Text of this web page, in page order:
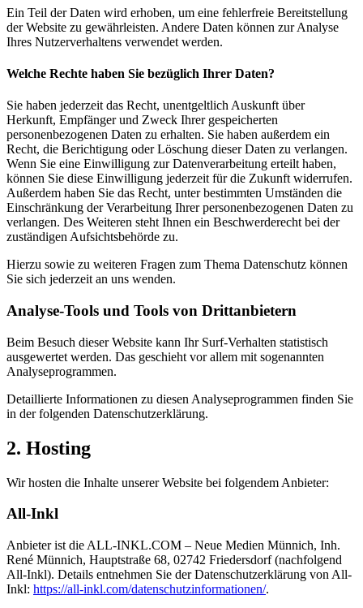
Ein Teil der Daten wird erhoben, um eine fehlerfreie Bereitstellung
der Website zu gewährleisten. Andere Daten können zur Analyse
Ihres Nutzerverhaltens verwendet werden.
Welche Rechte haben Sie bezüglich Ihrer Daten?
Sie haben jederzeit das Recht, unentgeltlich Auskunft über
Herkunft, Empfänger und Zweck Ihrer gespeicherten
personenbezogenen Daten zu erhalten. Sie haben außerdem ein
Recht, die Berichtigung oder Löschung dieser Daten zu verlangen.
Wenn Sie eine Einwilligung zur Datenverarbeitung erteilt haben,
können Sie diese Einwilligung jederzeit für die Zukunft widerrufen.
Außerdem haben Sie das Recht, unter bestimmten Umständen die
Einschränkung der Verarbeitung Ihrer personenbezogenen Daten zu
verlangen. Des Weiteren steht Ihnen ein Beschwerderecht bei der
zuständigen Aufsichtsbehörde zu.
Hierzu sowie zu weiteren Fragen zum Thema Datenschutz können
Sie sich jederzeit an uns wenden.
Analyse-Tools und Tools von Dritt­anbietern
Beim Besuch dieser Website kann Ihr Surf-Verhalten statistisch
ausgewertet werden. Das geschieht vor allem mit sogenannten
Analyseprogrammen.
Detaillierte Informationen zu diesen Analyseprogrammen finden Sie
in der folgenden Datenschutzerklärung.
2. Hosting
Wir hosten die Inhalte unserer Website bei folgendem Anbieter:
All-Inkl
Anbieter ist die ALL-INKL.COM – Neue Medien Münnich, Inh.
René Münnich, Hauptstraße 68, 02742 Friedersdorf (nachfolgend
All-Inkl). Details entnehmen Sie der Datenschutzerklärung von All-
Inkl: https://all-inkl.com/datenschutzinformationen/.